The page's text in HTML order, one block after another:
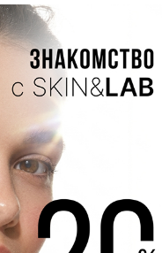
СО
ВИЗИТ В